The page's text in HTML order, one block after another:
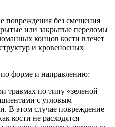
повреждения без смещения
или закрытые переломы
концов кости влечет
и кровеносных
форме и направлению:
травмах по типу «зеленой
с угловым
В этом случае повреждение
кости не расходятся